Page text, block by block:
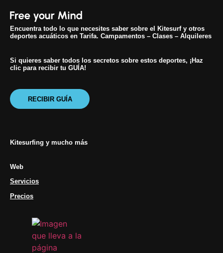
Encuentra todo lo que necesites saber sobre el Kitesurf y otros
deportes acuáticos en Tarifa. Campamentos – Clases – Alquileres
Si quieres saber todos los secretos sobre estos deportes, ¡Haz
clic para recibir tu GUÍA!
RECIBIR GUÍA
Kitesurfing y mucho más
Web
Servicios
Precios